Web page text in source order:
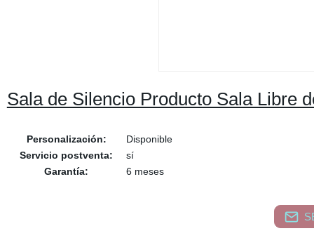
Sala de Silencio Producto Sala Libre
Personalización:
Disponible
Servicio postventa:
sí
Garantía:
6 meses